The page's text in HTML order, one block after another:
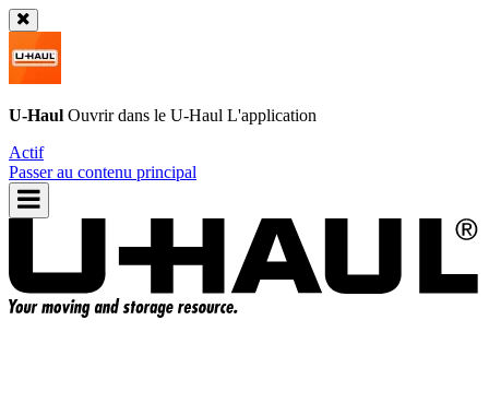
U-Haul Ouvrir dans le U-Haul L'application
Actif
Passer au contenu principal